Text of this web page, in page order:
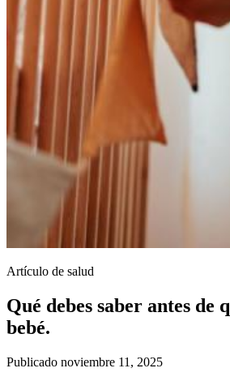
Artículo de salud
Qué debes saber antes de
bebé.
Publicado noviembre 11, 2025